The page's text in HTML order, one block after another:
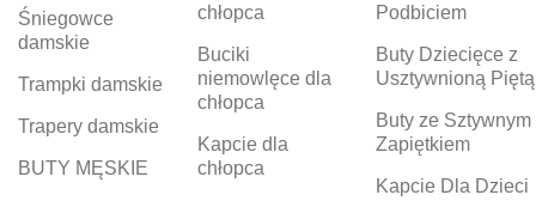
Śniegowce
damskie
Trampki damskie
Trapery damskie
BUTY MĘSKIE
chłopca
Buciki
niemowlęce dla
chłopca
Kapcie dla
chłopca
Podbiciem
Buty Dziecięce z
Usztywnioną Piętą
Buty ze Sztywnym
Zapiętkiem
Kapcie Dla Dzieci